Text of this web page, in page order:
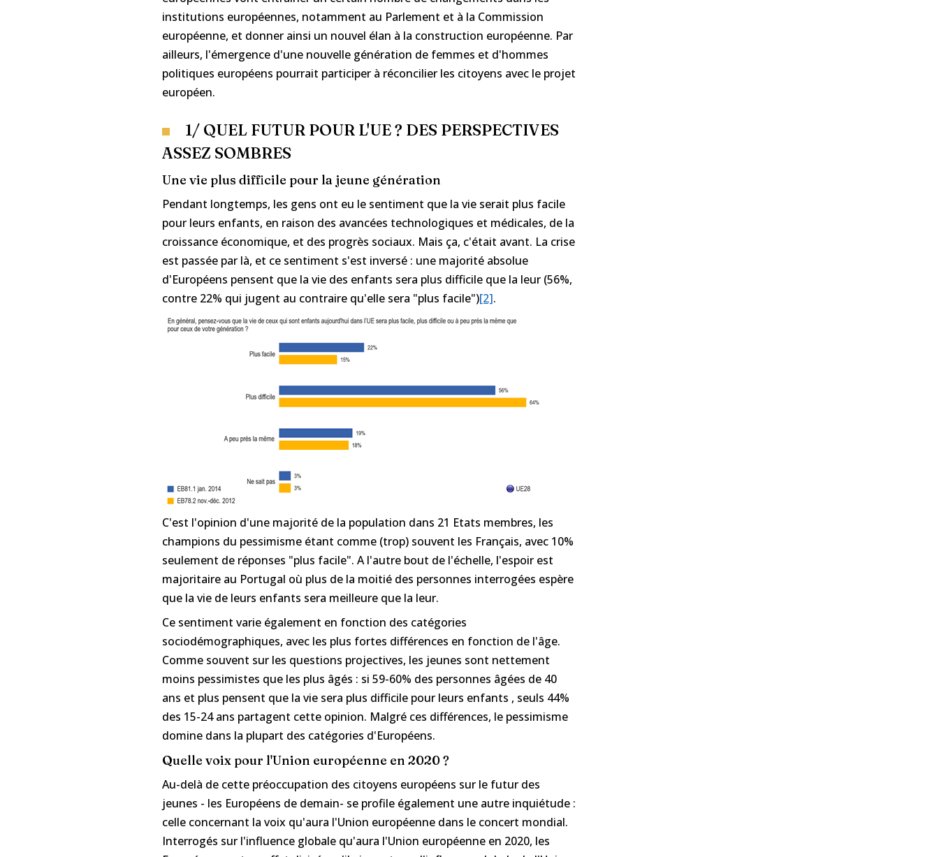
institutions européennes, notamment au Parlement et à la Commission
européenne, et donner ainsi un nouvel élan à la construction européenne. Par
ailleurs, l'émergence d'une nouvelle génération de femmes et d'hommes
politiques européens pourrait participer à réconcilier les citoyens avec le projet
européen.
1/ QUEL FUTUR POUR L'UE ? DES PERSPECTIVES
ASSEZ SOMBRES
Une vie plus difficile pour la jeune génération
Pendant longtemps, les gens ont eu le sentiment que la vie serait plus facile
pour leurs enfants, en raison des avancées technologiques et médicales, de la
croissance économique, et des progrès sociaux. Mais ça, c'était avant. La crise
est passée par là, et ce sentiment s'est inversé : une majorité absolue
d'Européens pensent que la vie des enfants sera plus difficile que la leur (56%,
contre 22% qui jugent au contraire qu'elle sera "plus facile")[2].
C'est l'opinion d'une majorité de la population dans 21 Etats membres, les
champions du pessimisme étant comme (trop) souvent les Français, avec 10%
seulement de réponses "plus facile". A l'autre bout de l'échelle, l'espoir est
majoritaire au Portugal où plus de la moitié des personnes interrogées espère
que la vie de leurs enfants sera meilleure que la leur.
Ce sentiment varie également en fonction des catégories
sociodémographiques, avec les plus fortes différences en fonction de l'âge.
Comme souvent sur les questions projectives, les jeunes sont nettement
moins pessimistes que les plus âgés : si 59-60% des personnes âgées de 40
ans et plus pensent que la vie sera plus difficile pour leurs enfants , seuls 44%
des 15-24 ans partagent cette opinion. Malgré ces différences, le pessimisme
domine dans la plupart des catégories d'Européens.
Quelle voix pour l'Union européenne en 2020 ?
Au-delà de cette préoccupation des citoyens européens sur le futur des
jeunes - les Européens de demain- se profile également une autre inquiétude :
celle concernant la voix qu'aura l'Union européenne dans le concert mondial.
Interrogés sur l'influence globale qu'aura l'Union européenne en 2020, les